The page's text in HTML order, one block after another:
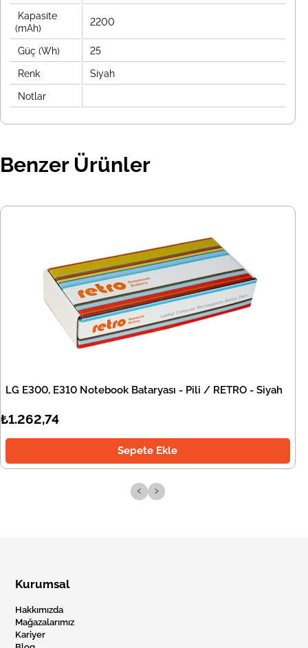
Kapasite
(mAh)
2200
Güç (Wh) 25
Renk Siyah
Notlar
Benzer Ürünler
LG E300, E310 Notebook Bataryası - Pili / RETRO - Siyah
₺1.262,74
Sepete Ekle
‹ ›
Kurumsal
Hakkımızda
Mağazalarımız
Kariyer